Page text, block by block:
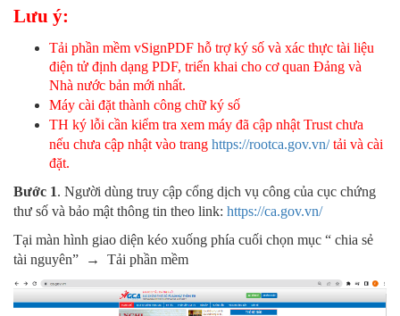
Lưu ý:
Tải phần mềm vSignPDF hỗ trợ ký số và xác thực tài liệu
điện tử định dạng PDF, triển khai cho cơ quan Đảng và
Nhà nước bản mới nhất.
Máy cài đặt thành công chữ ký số
TH ký lỗi cần kiểm tra xem máy đã cập nhật Trust chưa
nếu chưa cập nhật vào trang https://rootca.gov.vn/ tải và cài
đặt.
Bước 1. Người dùng truy cập cổng dịch vụ công của cục chứng
thư số và bảo mật thông tin theo link: https://ca.gov.vn/
Tại màn hình giao diện kéo xuống phía cuối chọn mục “ chia sẻ
tài nguyên” → Tải phần mềm
Chọn dịch vụ cần hỗ trợ*
Danh mục hỗ trợ*
Loại yêu cầu
Email*
Địa chỉ doanh nghiệp *
Chọn sản phẩm/dịch vụ mua *